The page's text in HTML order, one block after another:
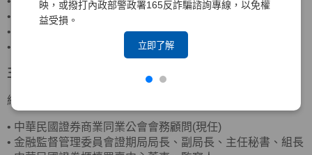
映，或撥打內政部警政署165反詐騙諮詢專線，以免權
益受損。
立即了解
•
資誠聯合會計師事務所合夥會計師
•
普華國際財務顧問(股)公司董事長
•
中華民國北市會計師公會理事
王詠心 政治大學企業管理碩士
經歷
• 中華民國證券商業同業公會會務顧問(現任)
• 金融監督管理委員會證期局局長、副局長、主任秘書、組長